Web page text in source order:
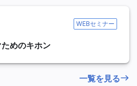
WEBセミナー
めのキホン
一覧を見る